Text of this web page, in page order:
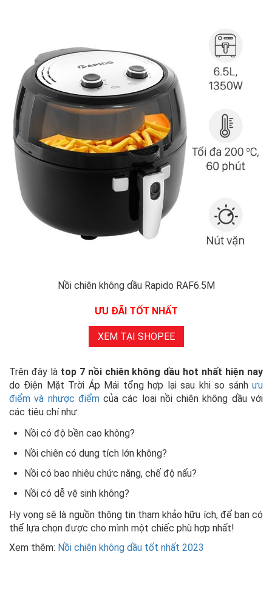
Nồi chiên không dầu Rapido RAF6.5M
ƯU ĐÃI TỐT NHẤT
XEM TẠI SHOPEE
Trên đây là top 7 nồi chiên không dầu hot nhất hiện nay
do Điện Mặt Trời Áp Mái tổng hợp lại sau khi so sánh ưu
điểm và nhược điểmcủa các loại nồi chiên không dầu với
các tiêu chí như:
Nồi có độ bền cao không?
Nồi chiên có dung tích lớn không?
Nồi có bao nhiêu chức năng, chế độ nấu?
Nồi có dễ vệ sinh không?
Hy vọng sẽ là nguồn thông tin tham khảo hữu ích, để bạn có
thể lựa chọn được cho mình một chiếc phù hợp nhất!
Xem thêm: Nồi chiên không dầu tốt nhất 2023